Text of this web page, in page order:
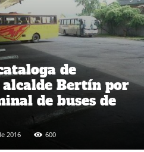
de
alcalde Bertín por
de buses de
2016 600